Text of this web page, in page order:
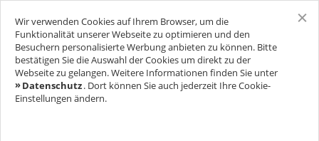
SCHLOSS FREUDENBERG
BESUCH
Ich will Euch besuchen!
FÜR UNTERNEHMEN
F
R
A
G
E
N
&
A
N
T
W
O
R
T
E
N
SOMMERKONZERTE AM WALDKIOSK
Diesen Sommer verwandelt sich unser Waldkiosk
wieder in einen fliegenden Zirkus. Inmitten von süßen
Wir verwenden Cookies auf Ihrem Browser, um die
Funktionalität unserer Webseite zu optimieren und den
Besuchern personalisierte Werbung anbieten zu können. Bitte
bestätigen Sie die Auswahl der Cookies um direkt zu der
Webseite zu gelangen. Weitere Informationen finden Sie unter
Datenschutz. Dort können Sie auch jederzeit Ihre Cookie-
Einstellungen ändern.